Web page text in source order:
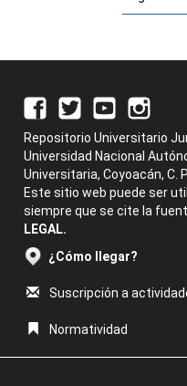
Repositorio Universitario
Universidad Nacional
Universitaria, Coyoacán, C.
Este sitio web puede ser
siempre que se cite la
LEGAL.
¿Cómo llegar?
Suscripción a
Normatividad